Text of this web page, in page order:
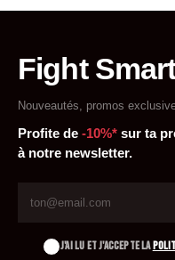
Fight
Nouveautés, promos
Profite de -10%* sur ta
à notre newsletter.
J'AI LU ET J'ACCEPTE LA